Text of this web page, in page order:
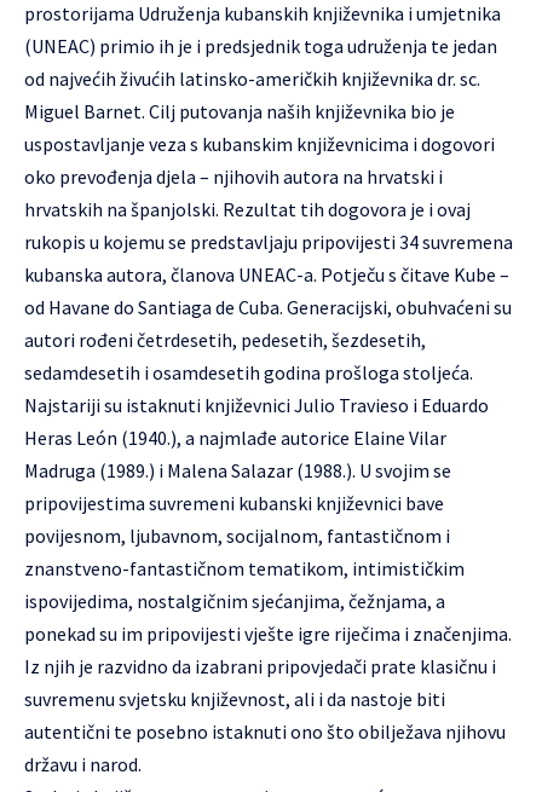
prostorijama Udruženja kubanskih književnika i umjetnika
(UNEAC) primio ih je i predsjednik toga udruženja te jedan
od najvećih živućih latinsko-američkih književnika dr. sc.
Miguel Barnet. Cilj putovanja naših književnika bio je
uspostavljanje veza s kubanskim književnicima i dogovori
oko prevođenja djela – njihovih autora na hrvatski i
hrvatskih na španjolski. Rezultat tih dogovora je i ovaj
rukopis u kojemu se predstavljaju pripovijesti 34 suvremena
kubanska autora, članova UNEAC-a. Potječu s čitave Kube –
od Havane do Santiaga de Cuba. Generacijski, obuhvaćeni su
autori rođeni četrdesetih, pedesetih, šezdesetih,
sedamdesetih i osamdesetih godina prošloga stoljeća.
Najstariji su istaknuti književnici Julio Travieso i Eduardo
Heras León (1940.), a najmlađe autorice Elaine Vilar
Madruga (1989.) i Malena Salazar (1988.). U svojim se
pripovijestima suvremeni kubanski književnici bave
povijesnom, ljubavnom, socijalnom, fantastičnom i
znanstveno-fantastičnom tematikom, intimističkim
ispovijedima, nostalgičnim sjećanjima, čežnjama, a
ponekad su im pripovijesti vješte igre riječima i značenjima.
Iz njih je razvidno da izabrani pripovjedači prate klasičnu i
suvremenu svjetsku književnost, ali i da nastoje biti
autentični te posebno istaknuti ono što obilježava njihovu
državu i narod.